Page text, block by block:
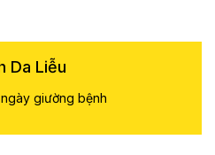
Da Liễu
giường bệnh